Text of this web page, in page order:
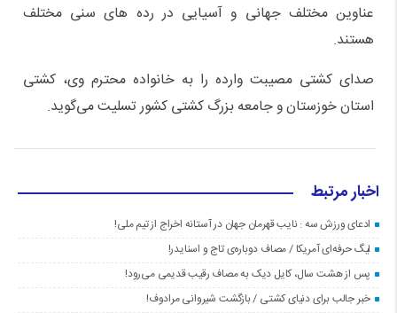
عناوین مختلف جهانی و آسیایی در رده های سنی مختلف
هستند.
صدای کشتی مصیبت وارده را به خانواده محترم وی، کشتی
استان خوزستان و جامعه بزرگ کشتی کشور تسلیت می‌گوید.
اخبار مرتبط
ادعای ورزش سه : نایب قهرمان جهان در آستانه اخراج از تیم ملی!
لیگ حرفه‌ای آمریکا / مصاف دوباره‌ی تاج و اسنایدر!
پس از هشت سال، کایل دیک به مصاف رقیب قدیمی می‌رود!
خبر جالب برای دنیای کشتی / بازگشت شیروانی مرادوف!